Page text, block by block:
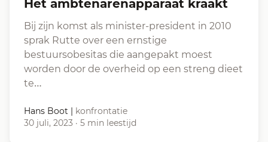
Het ambtenarenapparaat kraakt
Bij zijn komst als minister-president in 2010
sprak Rutte over een ernstige
bestuursobesitas die aangepakt moest
worden door de overheid op een streng dieet
te…
Hans Boot | konfrontatie
30 juli, 2023 · 5 min leestijd